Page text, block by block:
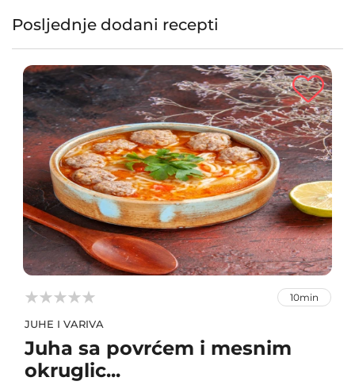
Posljednje dodani recepti


 10min
JUHE I VARIVA
Juha sa povrćem i mesnim
okruglic...